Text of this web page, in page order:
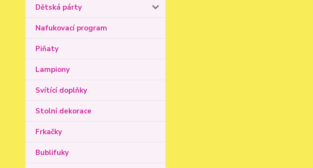
Dětská párty
Nafukovací program
Piňaty
Lampiony
Svítící doplňky
Stolní dekorace
Frkačky
Bublifuky